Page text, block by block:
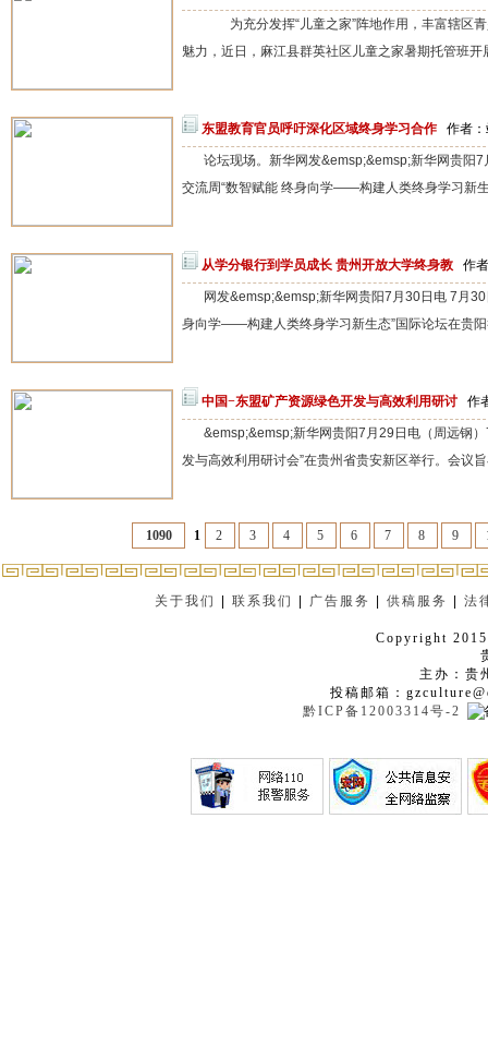
为充分发挥“儿童之家”阵地作用，丰富辖区
魅力，近日，麻江县群英社区儿童之家暑期托管班
东盟教育官员呼吁深化区域终身学习合作 作者：
论坛现场。新华网发&emsp;&emsp;新华网贵
交流周“数智赋能 终身向学——构建人类终身学习新
从学分银行到学员成长 贵州开放大学终身教 作
网发&emsp;&emsp;新华网贵阳7月30日电 7月
身向学——构建人类终身学习新生态”国际论坛在贵
中国−东盟矿产资源绿色开发与高效利用研讨 作
&emsp;&emsp;新华网贵阳7月29日电（周远钢
发与高效利用研讨会”在贵州省贵安新区举行。会议
1090 1 2 3 4 5 6 7 8 9
关于我们 |联系我们 广告服务 |供稿服务 |法
Copyright
主办：贵
投稿邮箱：
黔ICP备12003314号-2